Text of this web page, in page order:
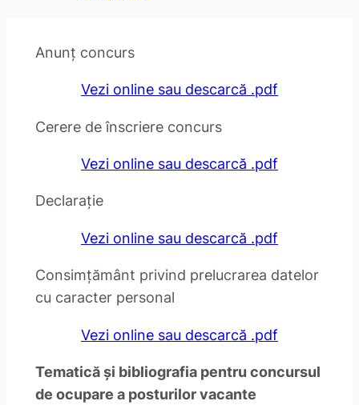
Anunț concurs
Vezi online sau descarcă .pdf
Cerere de înscriere concurs
Vezi online sau descarcă .pdf
Declarație
Vezi online sau descarcă .pdf
Consimțământ privind prelucrarea datelor
cu caracter personal
Vezi online sau descarcă .pdf
Tematică și bibliografia pentru concursul
de ocupare a posturilor vacante